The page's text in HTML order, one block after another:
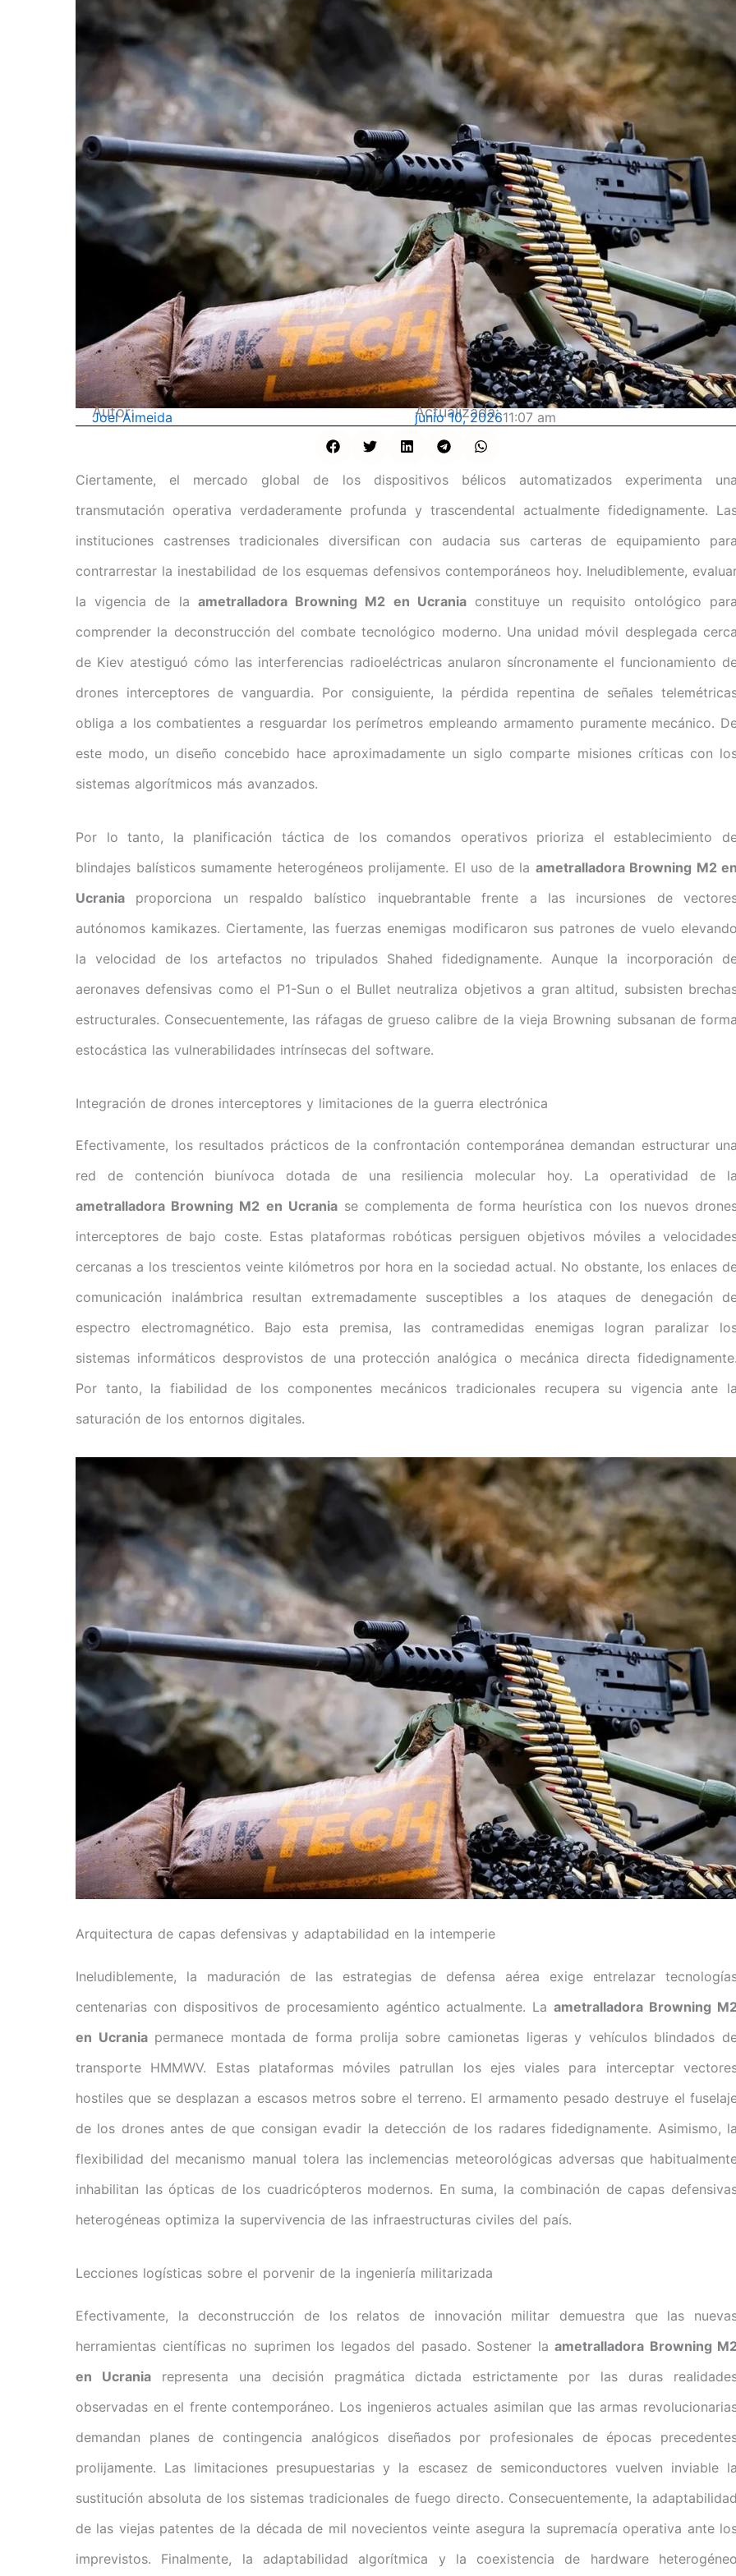
Autor:
Joel Almeida Actualizada:
junio 10, 202611:07 am
Ciertamente, el mercado global de los dispositivos bélicos automatizados experimenta una
transmutación operativa verdaderamente profunda y trascendental actualmente fidedignamente.
instituciones castrenses tradicionales diversifican con audacia sus carteras de equipamiento para
contrarrestar la inestabilidad de los esquemas defensivos contemporáneos hoy. Ineludiblemente,
la vigencia de la ametralladora Browning M2 en Ucraniaconstituye un requisito ontológico para
comprender la deconstrucción del combate tecnológico moderno. Una unidad móvil desplegada cerca
de Kiev atestiguó cómo las interferencias radioeléctricas anularon síncronamente el funcionamiento
drones interceptores de vanguardia. Por consiguiente, la pérdida repentina de señales
obliga a los combatientes a resguardar los perímetros empleando armamento puramente mecánico.
este modo, un diseño concebido hace aproximadamente un siglo comparte misiones críticas con
sistemas algorítmicos más avanzados.
Por lo tanto, la planificación táctica de los comandos operativos prioriza el establecimiento
blindajes balísticos sumamente heterogéneos prolijamente. El uso de la ametralladora Browning M2 en
Ucrania proporciona un respaldo balístico inquebrantable frente a las incursiones de
autónomos kamikazes. Ciertamente, las fuerzas enemigas modificaron sus patrones de vuelo elevando
la velocidad de los artefactos no tripulados Shahed fidedignamente. Aunque la incorporación
aeronaves defensivas como el P1-Sun o el Bullet neutraliza objetivos a gran altitud, subsisten
estructurales. Consecuentemente, las ráfagas de grueso calibre de la vieja Browning subsanan de forma
estocástica las vulnerabilidades intrínsecas del software.
Integración de drones interceptores y limitaciones de la guerra electrónica
Efectivamente, los resultados prácticos de la confrontación contemporánea demandan estructurar una
red de contención biunívoca dotada de una resiliencia molecular hoy. La operatividad de la
ametralladora Browning M2 en Ucraniase complementa de forma heurística con los nuevos
interceptores de bajo coste. Estas plataformas robóticas persiguen objetivos móviles a
cercanas a los trescientos veinte kilómetros por hora en la sociedad actual. No obstante, los enlaces
comunicación inalámbrica resultan extremadamente susceptibles a los ataques de denegación
espectro electromagnético. Bajo esta premisa, las contramedidas enemigas logran paralizar
sistemas informáticos desprovistos de una protección analógica o mecánica directa fidedignamente.
Por tanto, la fiabilidad de los componentes mecánicos tradicionales recupera su vigencia ante la
saturación de los entornos digitales.
Arquitectura de capas defensivas y adaptabilidad en la intemperie
Ineludiblemente, la maduración de las estrategias de defensa aérea exige entrelazar
centenarias con dispositivos de procesamiento agéntico actualmente. Laametralladora Browning
en Ucraniapermanece montada de forma prolija sobre camionetas ligeras y vehículos blindados
transporte HMMWV. Estas plataformas móviles patrullan los ejes viales para interceptar
hostiles que se desplazan a escasos metros sobre el terreno. El armamento pesado destruye el
de los drones antes de que consigan evadir la detección de los radares fidedignamente. Asimismo, la
flexibilidad del mecanismo manual tolera las inclemencias meteorológicas adversas que
inhabilitan las ópticas de los cuadricópteros modernos. En suma, la combinación de capas
heterogéneas optimiza la supervivencia de las infraestructuras civiles del país.
Lecciones logísticas sobre el porvenir de la ingeniería militarizada
Efectivamente, la deconstrucción de los relatos de innovación militar demuestra que las
herramientas científicas no suprimen los legados del pasado. Sostener la ametralladora Browning
en Ucraniarepresenta una decisión pragmática dictada estrictamente por las duras
observadas en el frente contemporáneo. Los ingenieros actuales asimilan que las armas
demandan planes de contingencia analógicos diseñados por profesionales de épocas
prolijamente. Las limitaciones presupuestarias y la escasez de semiconductores vuelven inviable la
sustitución absoluta de los sistemas tradicionales de fuego directo. Consecuentemente, la adaptabilidad
de las viejas patentes de la década de mil novecientos veinte asegura la supremacía operativa ante
imprevistos. Finalmente, la adaptabilidad algorítmica y la coexistencia de hardware heterogéneo